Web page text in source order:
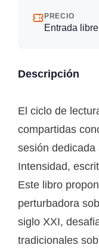
PRECIO
Entrada
Descripción
El ciclo de
compartidas
sesión dedicada
Intensidad,
Este libro
perturbadora
siglo XXI,
tradicionales